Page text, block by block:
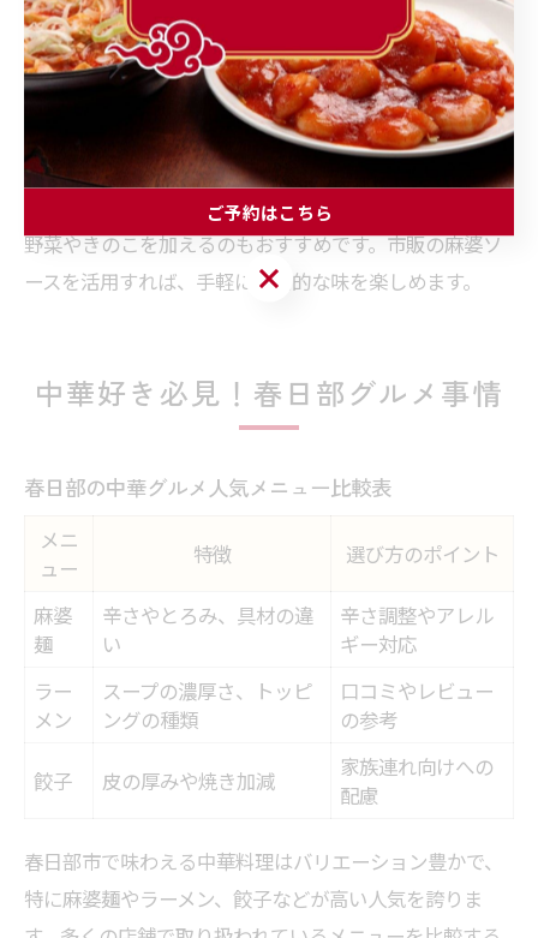
醤、花椒（ホアジャオ）などの調味料を用意し、ひき肉
や豆腐、長ねぎなどの具材を炒めてしっかりと餡を作る
ことです。麺は中太の中華麺が相性抜群です。
辛さやとろみは好みに合わせて調整できます。辛味が苦
手な場合は、豆乳や牛乳を少し加えることでマイルドな
仕上がりになります。家庭ならではのアレンジとして、
野菜やきのこを加えるのもおすすめです。市販の麻婆ソ
ースを活用すれば、手軽に本格的な味を楽しめます。
中華好き必見！春日部グルメ事情
春日部の中華グルメ人気メニュー比較表
メニ
ュー
特徴 選び方のポイント
麻婆
麺
辛さやとろみ、具材の違
い
辛さ調整やアレル
ギー対応
ラー
メン
スープの濃厚さ、トッピ
ングの種類
口コミやレビュー
の参考
餃子 皮の厚みや焼き加減
家族連れ向けへの
配慮
春日部市で味わえる中華料理はバリエーション豊かで、
特に麻婆麺やラーメン、餃子などが高い人気を誇りま
ご予約はこちら
ご予約はこちら